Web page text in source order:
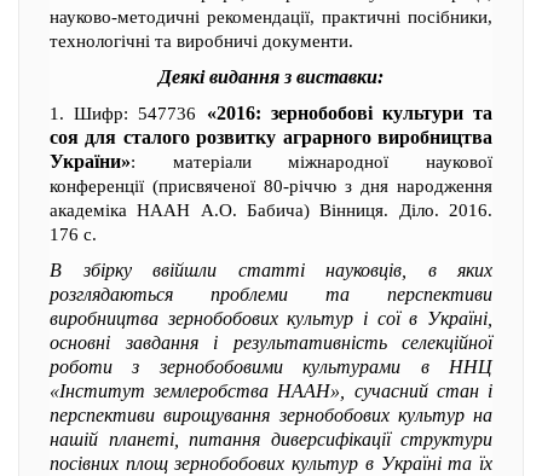
науково-методичні рекомендації, практичні посібники,
технологічні та виробничі документи.
Деякі видання з виставки:
1. Шифр: 547736 «2016: зернобобові культури та
соя для сталого розвитку аграрного виробництва
України»: матеріали міжнародної наукової
конференції (присвяченої 80-річчю з дня народження
академіка НААН А.О. Бабича) Вінниця. Діло. 2016.
176 с.
В збірку ввійшли статті науковців, в яких
розглядаються проблеми та перспективи
виробництва зернобобових культур і сої в Україні,
основні завдання і результативність селекційної
роботи з зернобобовими культурами в ННЦ
«Інститут землеробства НААН», сучасний стан і
перспективи вирощування зернобобових культур на
нашій планеті, питання диверсифікації структури
посівних площ зернобобових культур в Україні та їх